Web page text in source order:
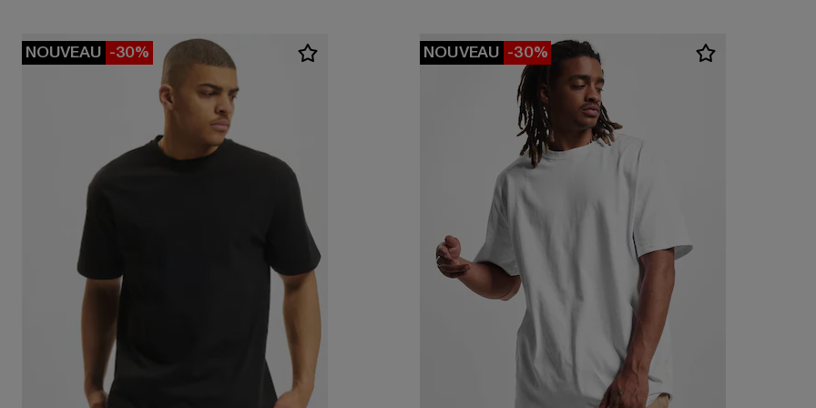
NOUVEAU -30% NOUVEAU -30%